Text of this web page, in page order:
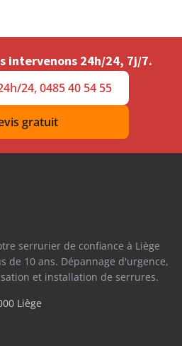
intervenons 24h/24, 7j/7.
24, 0485 40 54 55
gratuit
serrurier de confiance à Liège
de 10 ans. Dépannage d'urgence,
et installation de serrures.
Liège